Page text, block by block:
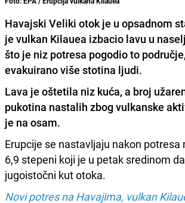
Havajski Veliki otok je u opsadnom
je vulkan Kilauea izbacio lavu u
što je niz potresa pogodio to
evakuirano više stotina ljudi.
Lava je oštetila niz kuća, a broj
pukotina nastalih zbog vulkanske
je na osam.
Erupcije se nastavljaju nakon potresa
6,9 stepeni koji je u petak sredinom
jugoistočni kut otoka.
Novi potres na Havajima, vulkan